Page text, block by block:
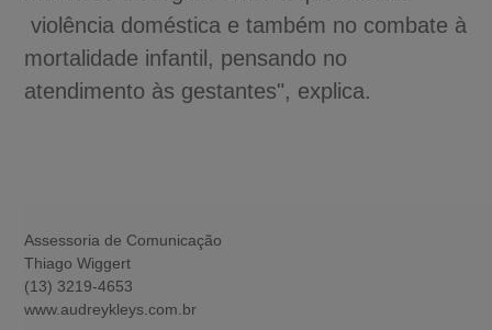
violência doméstica e também no combate à
mortalidade infantil, pensando no
atendimento às gestantes", explica.
Assessoria de Comunicação
Thiago Wiggert
(13) 3219-4653
www.audreykleys.com.br